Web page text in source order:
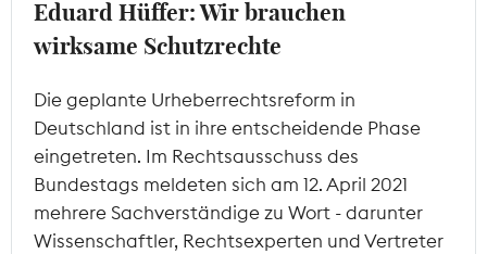
Eduard Hüffer: Wir brauchen
wirksame Schutzrechte
Die geplante Urheberrechtsreform in
Deutschland ist in ihre entscheidende Phase
eingetreten. Im Rechtsausschuss des
Bundestags meldeten sich am 12. April 2021
mehrere Sachverständige zu Wort - darunter
Wissenschaftler, Rechtsexperten und Vertreter